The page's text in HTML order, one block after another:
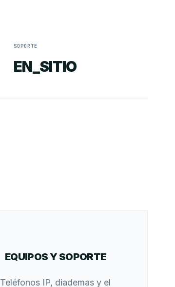
SOPORTE
EN_SITIO
EQUIPOS Y SOPORTE
Teléfonos IP, diademas y el